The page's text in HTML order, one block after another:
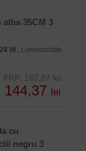
35CM 3
28 W , Luminozitate
PRP: 167,87 lei
144,37 lei
cu
negru 3